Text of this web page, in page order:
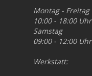
Montag - Freitag
10:00 - 18:00 Uhr
Samstag
09:00 - 12:00 Uhr
Werkstatt: